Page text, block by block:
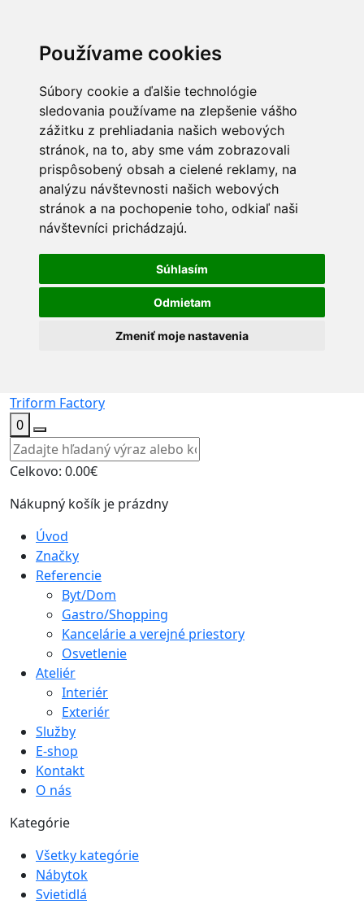
Používame cookies
Súbory cookie a ďalšie technológie
sledovania používame na zlepšenie vášho
zážitku z prehliadania našich webových
stránok, na to, aby sme vám zobrazovali
prispôsobený obsah a cielené reklamy, na
analýzu návštevnosti našich webových
stránok a na pochopenie toho, odkiaľ naši
návštevníci prichádzajú.
Súhlasím
Odmietam
Zmeniť moje nastavenia
Triform Factory
0
Celkovo: 0.00€
Nákupný košík je prázdny
Úvod
Značky
Referencie
Byt/Dom
Gastro/Shopping
Kancelárie a verejné priestory
Osvetlenie
Ateliér
Interiér
Exteriér
Služby
E-shop
Kontakt
O nás
Kategórie
Všetky kategórie
Nábytok
Svietidlá